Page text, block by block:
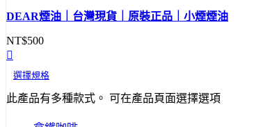
DEAR煙油｜台灣現貨｜原裝正品｜小煙煙油
NT$500
選擇規格
此產品有多種款式。 可在產品頁面選擇選項